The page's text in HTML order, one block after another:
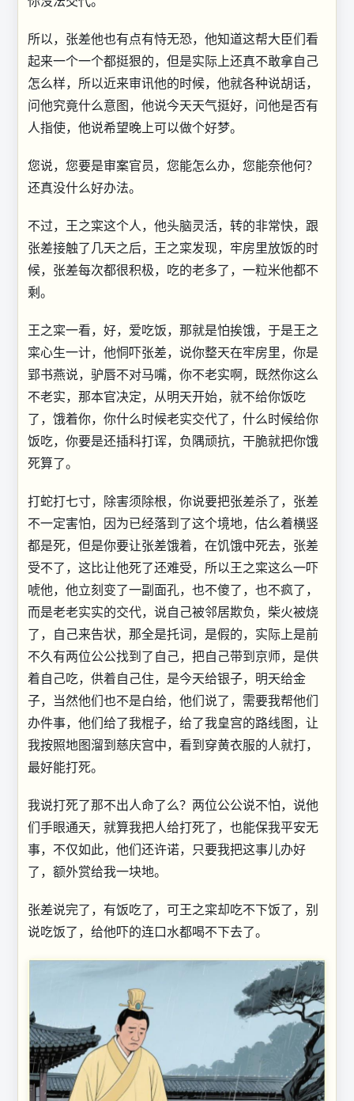
所以，张差他也有点有恃无恐，他知道这帮大臣们看
起来一个一个都挺狠的，但是实际上还真不敢拿自己
怎么样，所以近来审讯他的时候，他就各种说胡话，
问他究竟什么意图，他说今天天气挺好，问他是否有
人指使，他说希望晚上可以做个好梦。
您说，您要是审案官员，您能怎么办，您能奈他何？
还真没什么好办法。
不过，王之寀这个人，他头脑灵活，转的非常快，跟
张差接触了几天之后，王之寀发现，牢房里放饭的时
候，张差每次都很积极，吃的老多了，一粒米他都不
剩。
王之寀一看，好，爱吃饭，那就是怕挨饿，于是王之
寀心生一计，他恫吓张差，说你整天在牢房里，你是
郢书燕说，驴唇不对马嘴，你不老实啊，既然你这么
不老实，那本官决定，从明天开始，就不给你饭吃
了，饿着你，你什么时候老实交代了，什么时候给你
饭吃，你要是还插科打诨，负隅顽抗，干脆就把你饿
死算了。
打蛇打七寸，除害须除根，你说要把张差杀了，张差
不一定害怕，因为已经落到了这个境地，估么着横竖
都是死，但是你要让张差饿着，在饥饿中死去，张差
受不了，这比让他死了还难受，所以王之寀这么一吓
唬他，他立刻变了一副面孔，也不傻了，也不疯了，
而是老老实实的交代，说自己被邻居欺负，柴火被烧
了，自己来告状，那全是托词，是假的，实际上是前
不久有两位公公找到了自己，把自己带到京师，是供
着自己吃，供着自己住，是今天给银子，明天给金
子，当然他们也不是白给，他们说了，需要我帮他们
办件事，他们给了我棍子，给了我皇宫的路线图，让
我按照地图溜到慈庆宫中，看到穿黄衣服的人就打，
最好能打死。
我说打死了那不出人命了么？两位公公说不怕，说他
们手眼通天，就算我把人给打死了，也能保我平安无
事，不仅如此，他们还许诺，只要我把这事儿办好
了，额外赏给我一块地。
张差说完了，有饭吃了，可王之寀却吃不下饭了，别
说吃饭了，给他吓的连口水都喝不下去了。